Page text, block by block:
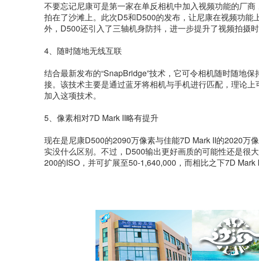
不要忘记尼康可是第一家在单反相机中加入视频功能的厂
拍在了沙滩上。此次D5和D500的发布，让尼康在视频功
外，D500还引入了三轴机身防抖，进一步提升了视频拍摄时
4、随时随地无线互联
结合最新发布的“SnapBridge”技术，它可令相机随时随地
接。该技术主要是通过蓝牙将相机与手机进行匹配，理论
加入这项技术。
5、像素相对7D Mark II略有提升
现在是尼康D500的2090万像素与佳能7D Mark II的2020万
实没什么区别。不过，D500输出更好画质的可能性还是很
200的ISO，并可扩展至50-1,640,000，而相比之下7D Mark